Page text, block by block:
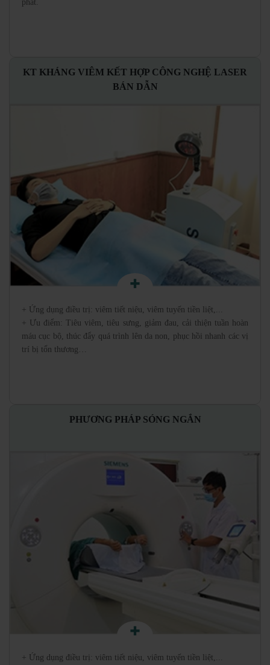
phát.
KT KHÁNG VIÊM KẾT HỢP CÔNG NGHỆ LASER
BÁN DẪN
+ Ứng dụng điều trị: viêm tiết niệu, viêm tuyến tiền liệt,...
+ Ưu điểm: Tiêu viêm, tiêu sưng, giảm đau, cải thiện tuần hoàn
máu cục bộ, thúc đẩy quá trình lên da non, phục hồi nhanh các vị
trí bị tổn thương…
PHƯƠNG PHÁP SÓNG NGẮN
+ Ứng dụng điều trị: viêm tiết niệu, viêm tuyến tiền liệt,...